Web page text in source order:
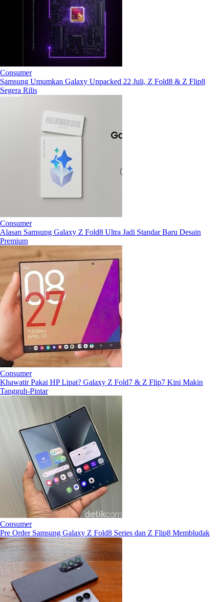
Consumer
Samsung Umumkan Galaxy Unpacked 22 Juli, Z Fold8 & Z Flip8
Segera Rilis
Consumer
Alasan Samsung Galaxy Z Fold8 Ultra Jadi Standar Baru Desain
Premium
Consumer
Khawatir Pakai HP Lipat? Galaxy Z Fold7 & Z Flip7 Kini Makin
Tangguh-Pintar
Consumer
Pre Order Samsung Galaxy Z Fold8 Series dan Z Flip8 Membludak